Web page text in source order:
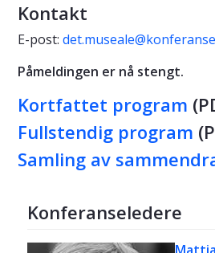
Kontakt
E-post:
Påmeldingen er nå stengt.
Kortfattet program
Fullstendig program
Samling av
Konferanseledere